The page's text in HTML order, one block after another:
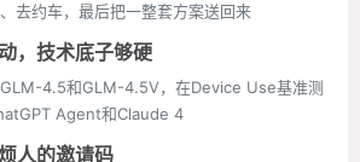
去约车，最后把一整套方案送回来
，技术底子够硬
4.5和GLM-4.5V，在Device Use基准测
Agent和Claude 4
人的邀请码